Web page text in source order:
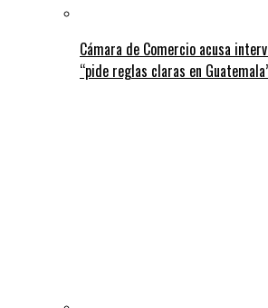
Cámara de Comercio acusa
“pide reglas claras en